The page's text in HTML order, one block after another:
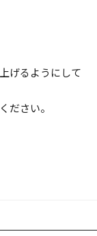
げるようにして
ださい。